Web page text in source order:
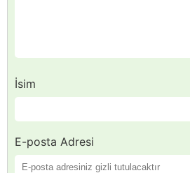
İsim
E-posta Adresi